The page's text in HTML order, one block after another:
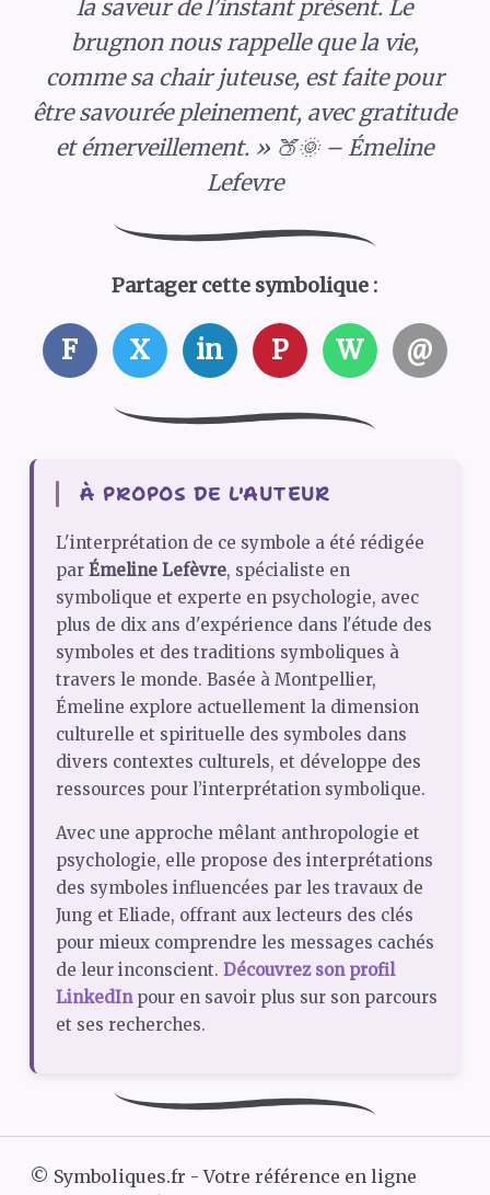
la saveur de l’instant présent. Le
brugnon nous rappelle que la vie,
comme sa chair juteuse, est faite pour
être savourée pleinement, avec gratitude
et émerveillement. » 🍑🌞 – Émeline
Lefevre
Partager cette symbolique :
F X in P W @
À PROPOS DE L'AUTEUR
L'interprétation de ce symbole a été rédigée
par Émeline Lefèvre, spécialiste en
symbolique et experte en psychologie, avec
plus de dix ans d'expérience dans l'étude des
symboles et des traditions symboliques à
travers le monde. Basée à Montpellier,
Émeline explore actuellement la dimension
culturelle et spirituelle des symboles dans
divers contextes culturels, et développe des
ressources pour l’interprétation symbolique.
Avec une approche mêlant anthropologie et
psychologie, elle propose des interprétations
des symboles influencées par les travaux de
Jung et Eliade, offrant aux lecteurs des clés
pour mieux comprendre les messages cachés
de leur inconscient. Découvrez son profil
LinkedInpour en savoir plus sur son parcours
et ses recherches.
© Symboliques.fr - Votre référence en ligne